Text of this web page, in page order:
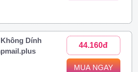
Không Dính
44.160đ
MUA NGAY